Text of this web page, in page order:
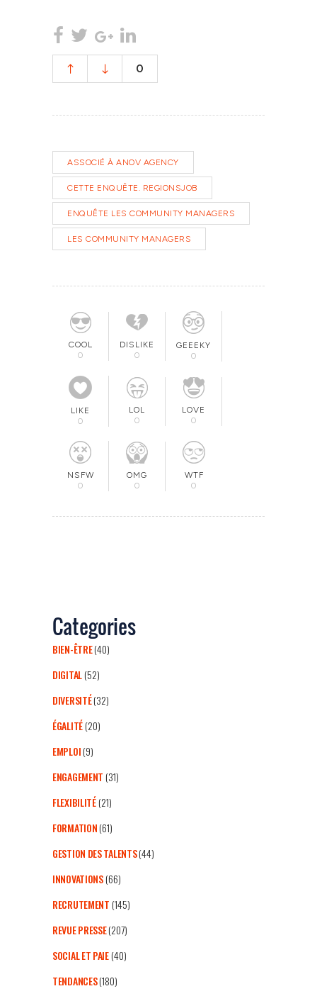
0
ASSOCIÉ À ANOV AGENCY
CETTE ENQUÊTE. REGIONSJOB
ENQUÊTE LES COMMUNITY MANAGERS
LES COMMUNITY MANAGERS
COOL
0
DISLIKE
0
GEEEKY
0
LIKE
0
LOL
0
LOVE
0
NSFW
0
OMG
0
WTF
0
Categories
BIEN-ÊTRE(40)
DIGITAL(52)
DIVERSITÉ(32)
ÉGALITÉ(20)
EMPLOI(9)
ENGAGEMENT(31)
FLEXIBILITÉ(21)
FORMATION(61)
GESTION DES TALENTS(44)
INNOVATIONS(66)
RECRUTEMENT(145)
REVUE PRESSE(207)
SOCIAL ET PAIE(40)
TENDANCES(180)